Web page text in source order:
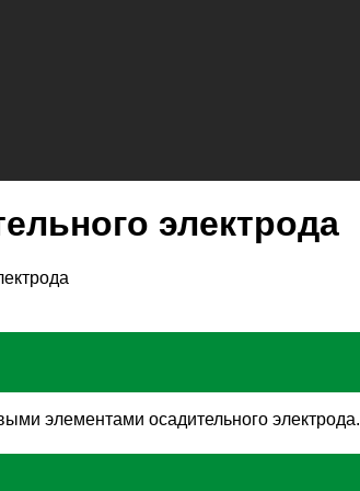
электрода
элементами осадительного электрода.